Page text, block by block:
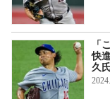
「
快
久